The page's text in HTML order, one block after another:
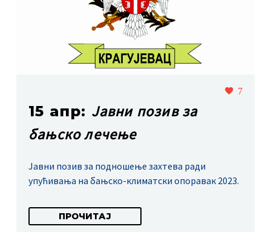
7
15 апр: Јавни позив за
бањско лечење
Јавни позив за подношење захтева ради
упућивања на бањско-климатски опоравак 2023.
ПРОЧИТАЈ